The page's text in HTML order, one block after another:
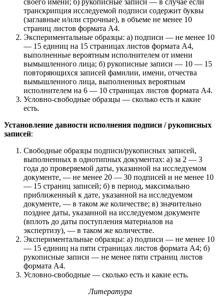
транскрипция исследуемой подписи содержит буквы
(заглавные и/или строчные), в объеме не менее 10
страниц листов формата А4.
Экспериментальные образцы: а) подписи — не менее 10
— 15 единиц на 15 страницах листов формата А4,
выполненные вероятным исполнителем от имени
вымышленного лица; б) рукописные записи — 10 — 15
повторяющихся записей фамилии, имени, отчества
вымышленного лица, выполненных вероятным
исполнителем на 6 — 10 страницах листов формата А4.
Условно-свободные образцы — сколько есть и какие
есть.
Установление давности исполнения подписи / рукописных
записей:
Свободные образцы подписи/рукописных записей,
выполненных в однотипных документах: а) за 2 — 3
года до проверяемой даты, указанной на исследуемом
документе, — не менее 20 — 30 подписей и не менее 10
— 15 страниц записей; б) в период, максимально
приближенный к дате, указанной на исследуемом
документе, — в таком же количестве; в) значительно
позднее даты, указанной на исследуемом документе
(вплоть до даты поступления материалов на
экспертизу), — в таком же количестве.
Экспериментальные образцы: а) подписи — не менее 10
— 15 единиц на пяти страницах листов формата А4; б)
рукописные записи — не менее пяти страниц листов
формата А4.
Условно-свободные — сколько есть и какие есть.
Литература